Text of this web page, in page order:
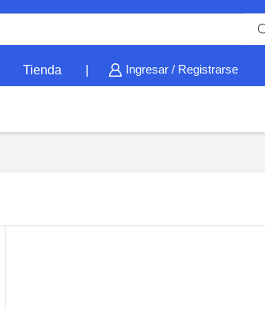
Tienda | Ingresar / Registrarse